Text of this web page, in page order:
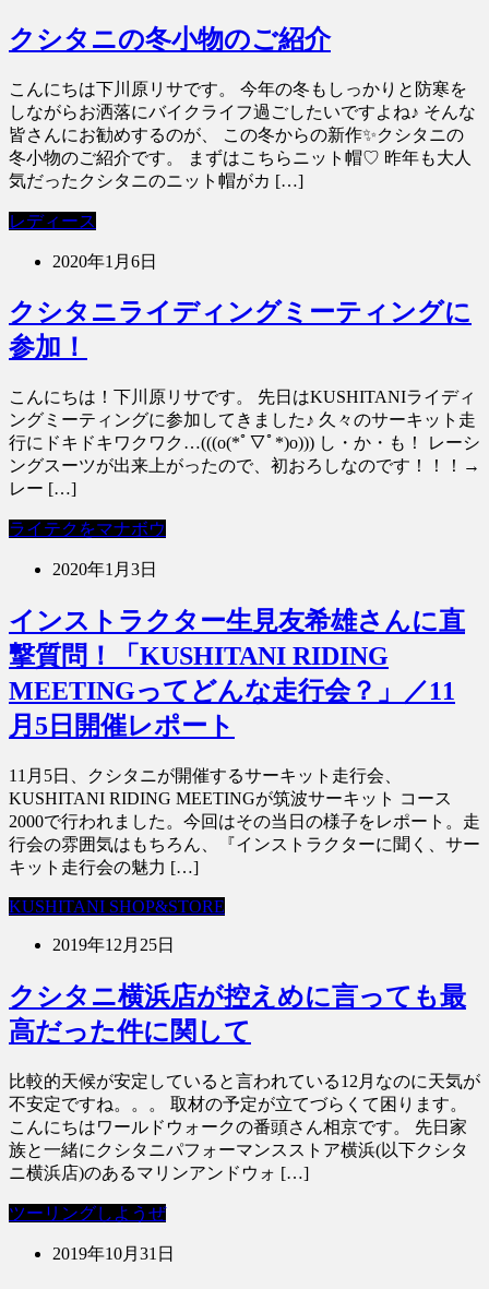
クシタニの冬小物のご紹介
こんにちは下川原リサです。 今年の冬もしっかりと防寒を
しながらお洒落にバイクライフ過ごしたいですよね♪ そんな
皆さんにお勧めするのが、 この冬からの新作✨クシタニの
冬小物のご紹介です。 まずはこちらニット帽♡ 昨年も大人
気だったクシタニのニット帽がカ […]
レディース
2020年1月6日
クシタニライディングミーティングに
参加！
こんにちは！下川原リサです。 先日はKUSHITANIライディ
ングミーティングに参加してきました♪ 久々のサーキット走
行にドキドキワクワク…(((o(*ﾟ▽ﾟ*)o))) し・か・も！ レーシ
ングスーツが出来上がったので、初おろしなのです！！！→
レー […]
ライテクをマナボウ
2020年1月3日
インストラクター生見友希雄さんに直
撃質問！「KUSHITANI RIDING
MEETINGってどんな走行会？」／11
月5日開催レポート
11月5日、クシタニが開催するサーキット走行会、
KUSHITANI RIDING MEETINGが筑波サーキット コース
2000で行われました。今回はその当日の様子をレポート。走
行会の雰囲気はもちろん、『インストラクターに聞く、サー
キット走行会の魅力 […]
KUSHITANI SHOP&STORE
2019年12月25日
クシタニ横浜店が控えめに言っても最
高だった件に関して
比較的天候が安定していると言われている12月なのに天気が
不安定ですね。。。 取材の予定が立てづらくて困ります。
こんにちはワールドウォークの番頭さん相京です。 先日家
族と一緒にクシタニパフォーマンスストア横浜(以下クシタ
ニ横浜店)のあるマリンアンドウォ […]
ツーリングしようぜ
2019年10月31日